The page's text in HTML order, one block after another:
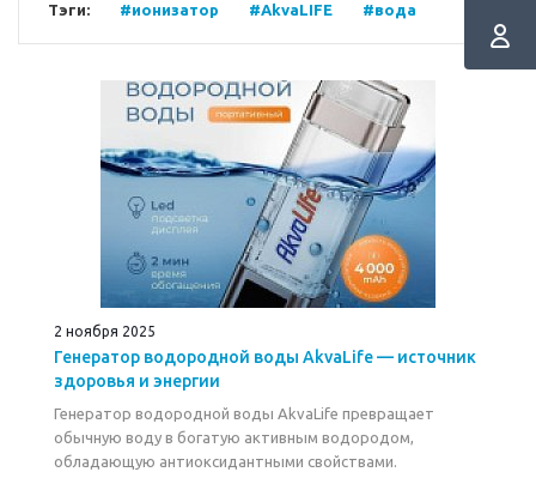
Тэги: #ионизатор #AkvaLIFE #вода
2 ноября 2025
Генератор водородной воды AkvaLife — источник
здоровья и энергии
Генератор водородной воды AkvaLife превращает
обычную воду в богатую активным водородом,
обладающую антиоксидантными свойствами.